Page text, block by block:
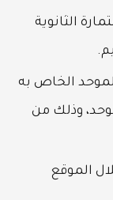
الثانوية
الخاص به
وذلك من
الموقع